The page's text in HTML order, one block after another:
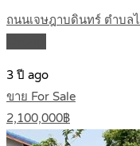
ถนนเจษฎาบดินทร์ ตำบล
3 ปี ago
ขาย For Sale
2,100,000฿